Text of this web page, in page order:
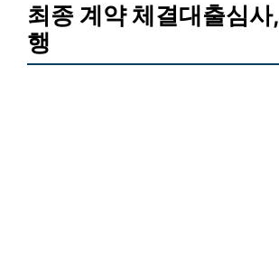
최종 계약 체결대출심사
행